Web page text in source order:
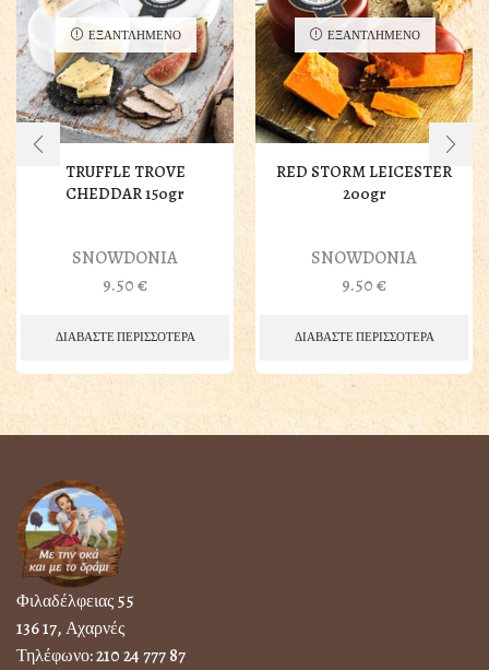
ΕΞΑΝΤΛΗΜΕΝΟ
TRUFFLE TROVE
CHEDDAR 150gr
SNOWDONIA
9.50€
ΔΙΑΒΑΣΤΕ ΠΕΡΙΣΣΟΤΕΡΑ
ΕΞΑΝΤΛΗΜΕΝΟ
RED STORM LEICESTER
200gr
SNOWDONIA
9.50€
ΔΙΑΒΑΣΤΕ ΠΕΡΙΣΣΟΤΕΡΑ
Φιλαδέλφειας 55
136 17, Αχαρνές
Τηλέφωνο:210 24 777 87